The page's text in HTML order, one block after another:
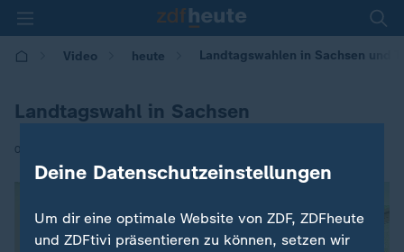
Video heute Landtagswahlen in Sachsen und
Landtagswahl in Sachsen
01.09.2024 | 17:00
Deine Datenschutzeinstellungen
Um dir eine optimale Website von ZDF, ZDFheute
und ZDFtivi präsentieren zu können, setzen wir